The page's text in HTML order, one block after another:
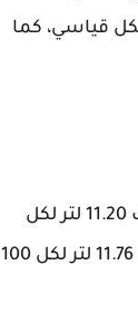
قياسي، كما
بالنسبة لفئتها؛ فإن كفاءة كيا سبورتاج 2014 من ناحية استهلاك الوقود ضعيفة، حيث تستهلك 11.20 لتر لكل
100 كم داخل المدينة و 8.40 لتر لكل 100 كم على الطريق السريع، بالمحرك العادي، وتستهلك 11.76 لتر لكل 100